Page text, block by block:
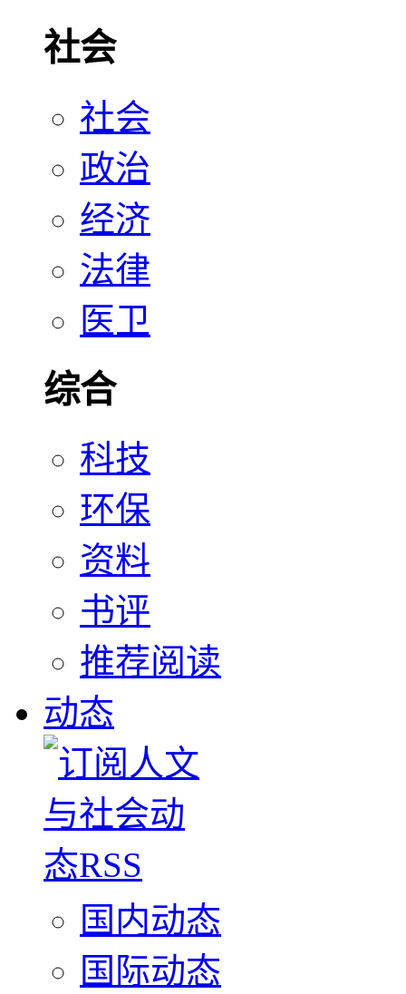
社会
社会
政治
经济
法律
医卫
综合
科技
环保
资料
书评
推荐阅读
动态
国内动态
国际动态